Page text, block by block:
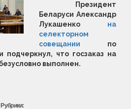
Президент
Беларуси Александр
Лукашенко на
селекторном
совещании по
подчеркнул, что госзаказ на
выполнен.
Рубрики: